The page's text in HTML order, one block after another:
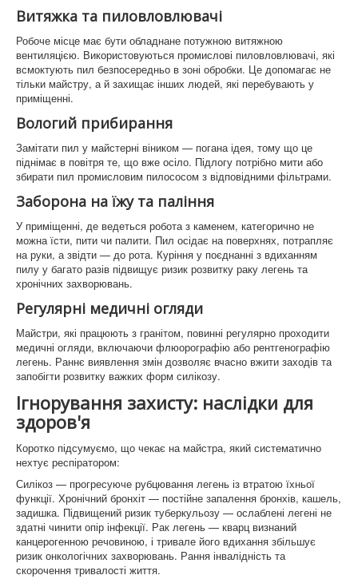
Витяжка та пиловловлювачі
Робоче місце має бути обладнане потужною витяжною
вентиляцією. Використовуються промислові пиловловлювачі, які
всмоктують пил безпосередньо в зоні обробки. Це допомагає не
тільки майстру, а й захищає інших людей, які перебувають у
приміщенні.
Вологий прибирання
Замітати пил у майстерні віником — погана ідея, тому що це
піднімає в повітря те, що вже осіло. Підлогу потрібно мити або
збирати пил промисловим пилососом з відповідними фільтрами.
Заборона на їжу та паління
У приміщенні, де ведеться робота з каменем, категорично не
можна їсти, пити чи палити. Пил осідає на поверхнях, потрапляє
на руки, а звідти — до рота. Куріння у поєднанні з вдиханням
пилу у багато разів підвищує ризик розвитку раку легень та
хронічних захворювань.
Регулярні медичні огляди
Майстри, які працюють з гранітом, повинні регулярно проходити
медичні огляди, включаючи флюорографію або рентгенографію
легень. Раннє виявлення змін дозволяє вчасно вжити заходів та
запобігти розвитку важких форм силікозу.
Ігнорування захисту: наслідки для
здоров'я
Коротко підсумуємо, що чекає на майстра, який систематично
нехтує респіратором:
Силікоз — прогресуюче рубцювання легень із втратою їхньої
функції. Хронічний бронхіт — постійне запалення бронхів, кашель,
задишка. Підвищений ризик туберкульозу — ослаблені легені не
здатні чинити опір інфекції. Рак легень — кварц визнаний
канцерогенною речовиною, і тривале його вдихання збільшує
ризик онкологічних захворювань. Рання інвалідність та
скорочення тривалості життя.